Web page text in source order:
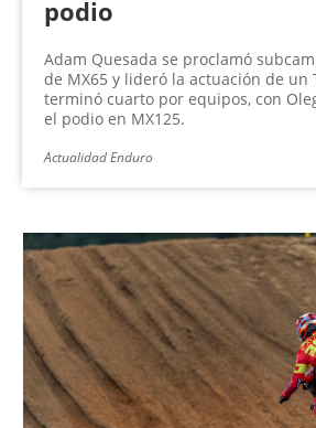
podio
Adam Quesada se proclamó
de MX65 y lideró la actuación de un
terminó cuarto por equipos, con
el podio en MX125.
Actualidad Enduro